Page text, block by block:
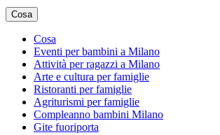
Cosa
Cosa
Eventi per bambini a Milano
Attività per ragazzi a Milano
Arte e cultura per famiglie
Ristoranti per famiglie
Agriturismi per famiglie
Compleanno bambini Milano
Gite fuoriporta